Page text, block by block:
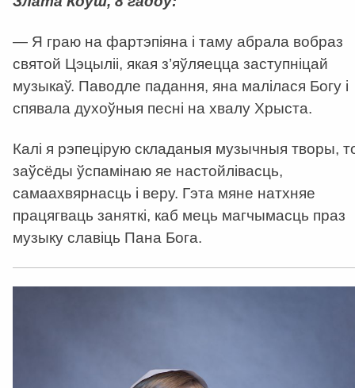
— Я граю на фартэпіяна і таму абрала вобраз
святой Цэцыліі, якая з’яўляецца заступніцай
музыкаў. Паводле падання, яна малілася Богу і
спявала духоўныя песні на хвалу Хрыста.
Калі я рэпецірую складаныя музычныя творы,
заўсёды ўспамінаю яе настойлівасць,
самаахвярнасць і веру. Гэта мяне натхняе
працягваць заняткі, каб мець магчымасць праз
музыку славіць Пана Бога.